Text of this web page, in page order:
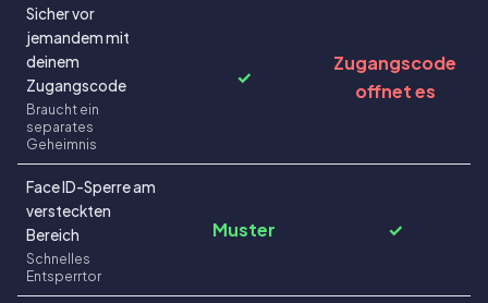
Sicher vor
jemandem mit
deinem
Zugangscode
Braucht ein
separates
Geheimnis
✓
Zugangscode
offnet es
Face ID-Sperre am
versteckten
Bereich
Schnelles
Entsperrtor
Muster ✓